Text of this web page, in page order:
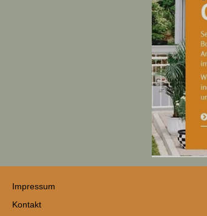
Impressum
Kontakt